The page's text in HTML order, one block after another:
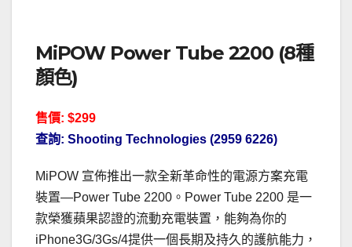
MiPOW Power Tube 2200 (8種
顏色)
售價: $299
查詢: Shooting Technologies (2959 6226)
MiPOW 宣佈推出一款全新革命性的電源方案充電
裝置—Power Tube 2200。Power Tube 2200 是一
款榮獲蘋果認證的流動充電裝置，能夠為你的
iPhone3G/3Gs/4提供一個長期及持久的護航能力，